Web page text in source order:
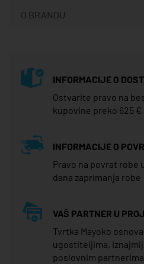
O BRANDU
INFORMACIJE O
Ostvarite pravo na
kupovine preko 625 €
INFORMACIJE O
Pravo na povrat robe
dana zaprimanja robe
VAŠ PARTNER U
Tvrtka Mayoko
ugostiteljima,
poslovnim